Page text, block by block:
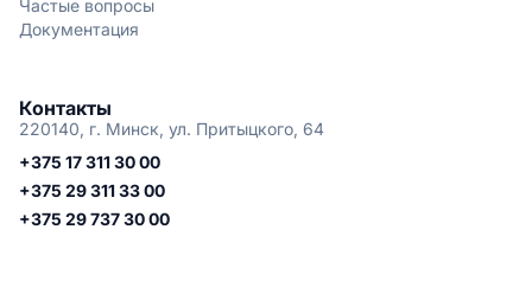
Частые вопросы
Документация
Контакты
220140, г. Минск, ул. Притыцкого, 64
+375 17 311 30 00
+375 29 311 33 00
+375 29 737 30 00